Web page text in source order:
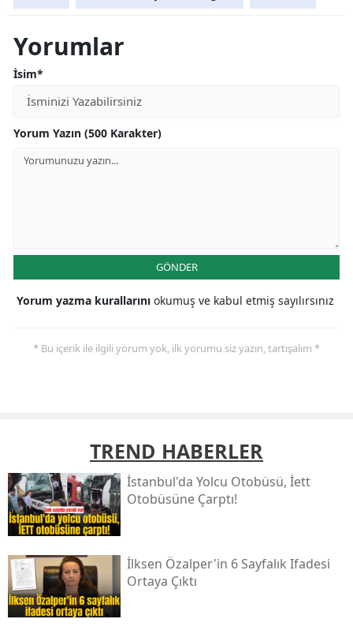
Yorumlar
İsim*
Yorum Yazın (500 Karakter)
GÖNDER
Yorum yazma kurallarını okumuş ve kabul etmiş sayılırsınız
* Bu içerik ile ilgili yorum yok, ilk yorumu siz yazın, tartışalım *
TREND HABERLER
İstanbul'da Yolcu Otobüsü, İett
Otobüsüne Çarptı!
İlksen Özalper'in 6 Sayfalık Ifadesi
Ortaya Çıktı